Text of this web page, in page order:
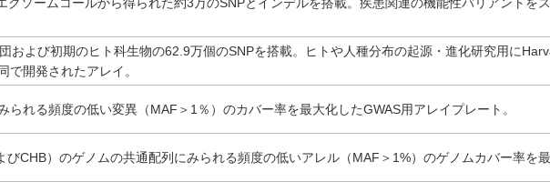
および初期のヒト科生物の62.9万個のSNPを搭載。ヒトや人種分布の起源・進化研究用に
で開発されたアレイ。
られる頻度の低い変異（MAF＞1％）のカバー率を最大化したGWAS用アレイプレート。
びCHB）のゲノムの共通配列にみられる頻度の低いアレル（MAF＞1%）のゲノムカバー率を